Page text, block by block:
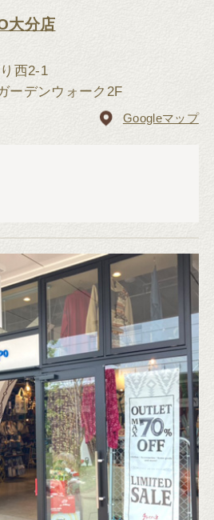
大分店
西2-1
ーデンウォーク2F
Googleマップ